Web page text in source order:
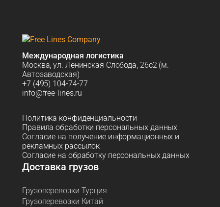
Международная логистика
Москва, ул. Ленинская Слобода, 26с2 (м.
Автозаводская)
+7 (495) 104-74-77
info@free-lines.ru
Политика конфиденциальности
Правила обработки персональных данных
Согласие на получение информационных и
рекламных рассылок
Согласие на обработку персональных данных
Доставка грузов
Грузоперевозки Турция
Грузоперевозки Китай